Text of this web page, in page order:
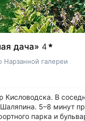
дача» 4
Нарзанной галереи
Кисловодска. В
5–8 минут
парка и